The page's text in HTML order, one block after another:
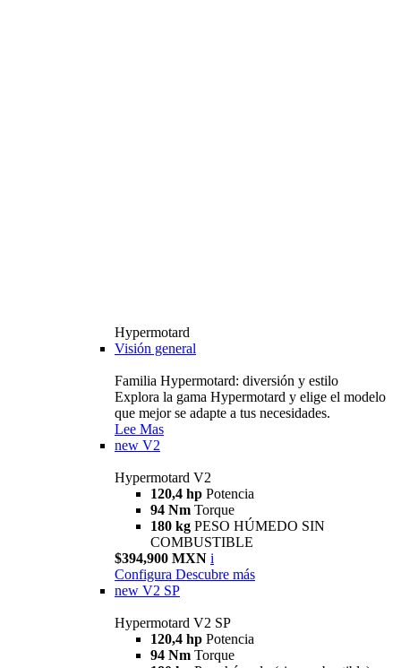
Hypermotard
Visión general
Familia Hypermotard: diversión y estilo
Explora la gama Hypermotard y elige el modelo
que mejor se adapte a tus necesidades.
Lee Mas
new V2
Hypermotard V2
120,4 hp Potencia
94 Nm Torque
180 kg PESO HÚMEDO SIN
COMBUSTIBLE
$394,900 MXN i
Configura Descubre más
new V2 SP
Hypermotard V2 SP
120,4 hp Potencia
94 Nm Torque